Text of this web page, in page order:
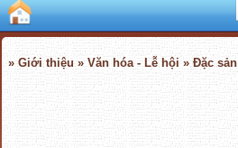
» Giới thiệu » Văn hóa - Lễ hội » Đặc sản